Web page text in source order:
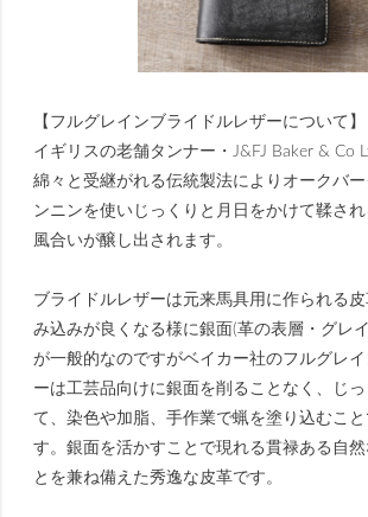
【フルグレインブライドルレザーについて】
イギリスの老舗タンナー・J&FJ Baker & Co
綿々と受継がれる伝統製法によりオークバ
ンニンを使いじっくりと月日をかけて鞣さ
風合いが醸し出されます。
ブライドルレザーは元来馬具用に作られる
み込みが良くなる様に銀面(革の表層・グレ
が一般的なのですがベイカー社のフルグレ
ーは工芸品向けに銀面を削ることなく、じ
て、染色や加脂、手作業で蝋を塗り込むこ
す。銀面を活かすことで現れる貫禄ある自
とを兼ね備えた秀逸な皮革です。